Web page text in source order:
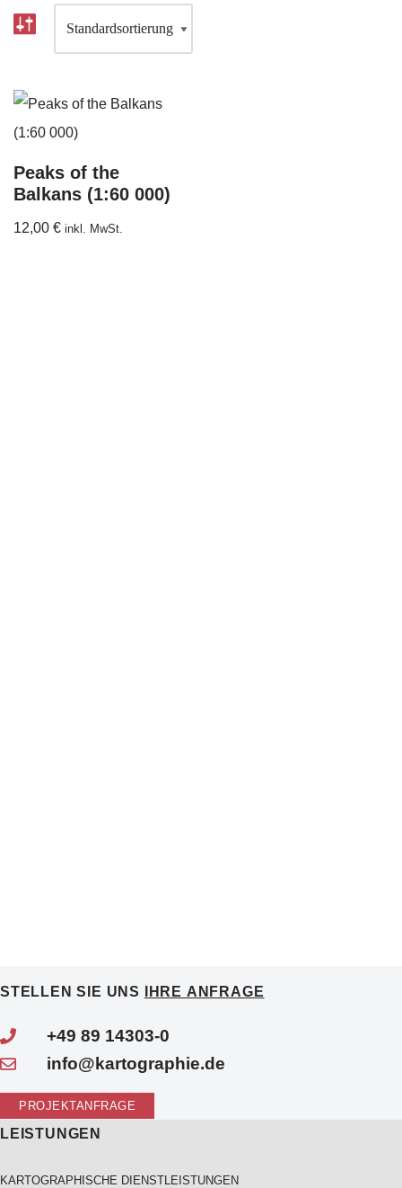
Peaks of the
Balkans (1:60 000)
12,00 € inkl. MwSt.
STELLEN SIE UNS IHRE ANFRAGE
+49 89 14303-0
info@kartographie.de
PROJEKTANFRAGE
LEISTUNGEN
KARTOGRAPHISCHE DIENSTLEISTUNGEN